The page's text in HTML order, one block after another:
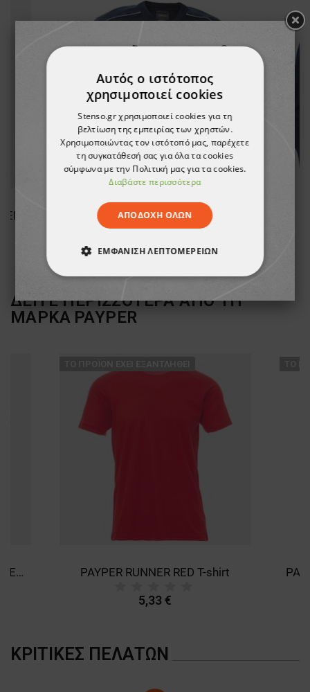
Πουλόβερ PULLOVER BLACK
ΔΕΙΤΕ ΠΕΡΙΣΣΟΤΕΡΑ ΑΠΟ ΤΗ
ΜΑΡΚΑ PAYPER
PAYPER RUNNER FLUO ORANGE T-shirt PAYPER RUNNER RED T-shirt
5,33 €
ΚΡΙΤΙΚΈΣ ΠΕΛΑΤΏΝ
Αυτός ο ιστότοπος
χρησιμοποιεί cookies
Stenso.gr χρησιμοποιεί cookies για τη
βελτίωση της εμπειρίας των χρηστών.
Χρησιμοποιώντας τον ιστότοπό μας, παρέχετε
τη συγκατάθεσή σας για όλα τα cookies
σύμφωνα με την Πολιτική μας για τα cookies.
Διαβάστε περισσότερα
ΑΠΟΔΟΧΉ ΌΛΩΝ
ΕΜΦΆΝΙΣΗ ΛΕΠΤΟΜΕΡΕΙΏΝ
ΑΠΟΛΎΤΩΣ ΑΠΑΡΑΊΤΗΤΑ
ΑΠΌΔΟΣΗΣ
ΜΗ ΤΑΞΙΝΟΜΗΜΈΝΑ